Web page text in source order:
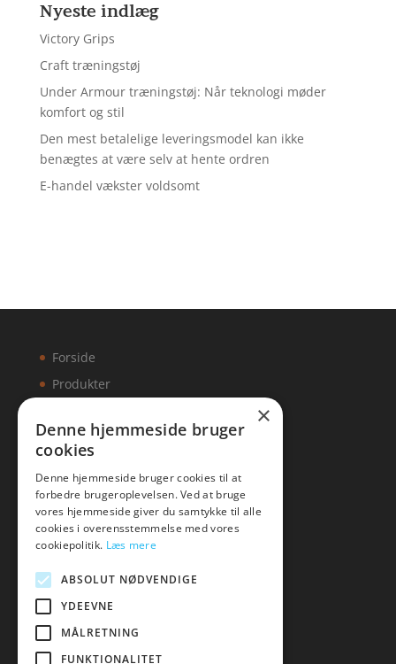
Nyeste indlæg
Victory Grips
Craft træningstøj
Under Armour træningstøj: Når teknologi møder
komfort og stil
Den mest betalelige leveringsmodel kan ikke
benægtes at være selv at hente ordren
E-handel vækster voldsomt
Forside
Produkter
Artikler
Malawigruppen
Mail:hej@malawigruppen.dk
×
Denne hjemmeside bruger
cookies
Denne hjemmeside bruger cookies til at
forbedre brugeroplevelsen. Ved at bruge
vores hjemmeside giver du samtykke til alle
cookies i overensstemmelse med vores
cookiepolitik. Læs mere
ABSOLUT NØDVENDIGE
YDEEVNE
MÅLRETNING
FUNKTIONALITET